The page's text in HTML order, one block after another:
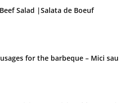
Salad |Salata de Boeuf
for the barbeque – Mici sau